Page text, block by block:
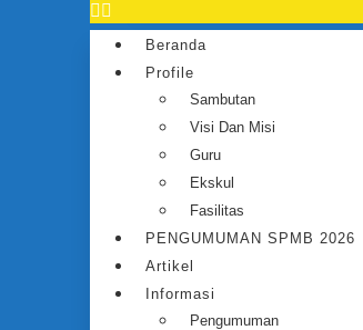
Beranda
Profile
Sambutan
Visi Dan Misi
Guru
Ekskul
Fasilitas
PENGUMUMAN SPMB 2026
Artikel
Informasi
Pengumuman